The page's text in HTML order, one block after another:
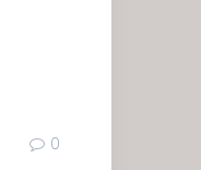
0